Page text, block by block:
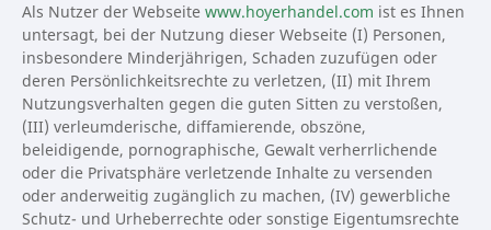
Als Nutzer der Webseite www.hoyerhandel.com ist es Ihnen
untersagt, bei der Nutzung dieser Webseite (I) Personen,
insbesondere Minderjährigen, Schaden zuzufügen oder
deren Persönlichkeitsrechte zu verletzen, (II) mit Ihrem
Nutzungsverhalten gegen die guten Sitten zu verstoßen,
(III) verleumderische, diffamierende, obszöne,
beleidigende, pornographische, Gewalt verherrlichende
oder die Privatsphäre verletzende Inhalte zu versenden
oder anderweitig zugänglich zu machen, (IV) gewerbliche
Schutz- und Urheberrechte oder sonstige Eigentumsrechte